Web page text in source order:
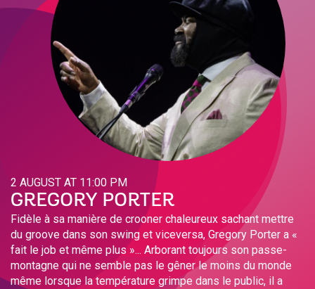
2 AUGUST AT 11:00 PM
GREGORY PORTER
Fidèle à sa manière de crooner chaleureux sachant mettre
du groove dans son swing et viceversa, Gregory Porter a «
fait le job et même plus »... Arborant toujours son passe-
montagne qui ne semble pas le gêner le moins du monde
même lorsque la température grimpe dans le public, il a